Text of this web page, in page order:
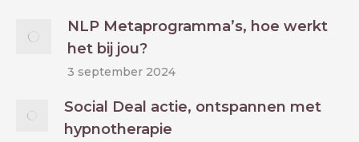
NLP Metaprogramma’s, hoe werkt
het bij jou?
3 september 2024
Social Deal actie, ontspannen met
hypnotherapie